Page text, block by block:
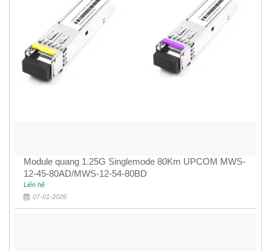
Module quang 1.25G Singlemode 80Km UPCOM MWS-
12-45-80AD/MWS-12-54-80BD
Liên hệ
07-01-2026